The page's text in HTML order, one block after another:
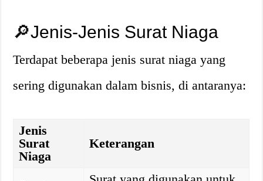
🔎Jenis-Jenis Surat Niaga
Terdapat beberapa jenis surat niaga yang
sering digunakan dalam bisnis, di antaranya:
Jenis
Surat
Niaga
Keterangan